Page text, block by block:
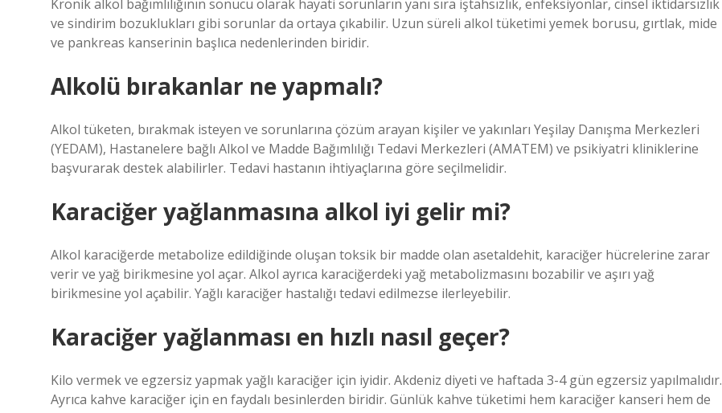
Kronik alkol bağımlılığının sonucu olarak hayati sorunların yanı sıra iştahsızlık, enfeksiyonlar, cinsel iktidarsızlık
ve sindirim bozuklukları gibi sorunlar da ortaya çıkabilir. Uzun süreli alkol tüketimi yemek borusu, gırtlak, mide
ve pankreas kanserinin başlıca nedenlerinden biridir.
Alkolü bırakanlar ne yapmalı?
Alkol tüketen, bırakmak isteyen ve sorunlarına çözüm arayan kişiler ve yakınları Yeşilay Danışma Merkezleri
(YEDAM), Hastanelere bağlı Alkol ve Madde Bağımlılığı Tedavi Merkezleri (AMATEM) ve psikiyatri kliniklerine
başvurarak destek alabilirler. Tedavi hastanın ihtiyaçlarına göre seçilmelidir.
Karaciğer yağlanmasına alkol iyi gelir mi?
Alkol karaciğerde metabolize edildiğinde oluşan toksik bir madde olan asetaldehit, karaciğer hücrelerine zarar
verir ve yağ birikmesine yol açar. Alkol ayrıca karaciğerdeki yağ metabolizmasını bozabilir ve aşırı yağ
birikmesine yol açabilir. Yağlı karaciğer hastalığı tedavi edilmezse ilerleyebilir.
Karaciğer yağlanması en hızlı nasıl geçer?
Kilo vermek ve egzersiz yapmak yağlı karaciğer için iyidir. Akdeniz diyeti ve haftada 3-4 gün egzersiz yapılmalıdır.
Ayrıca kahve karaciğer için en faydalı besinlerden biridir. Günlük kahve tüketimi hem karaciğer kanseri hem de